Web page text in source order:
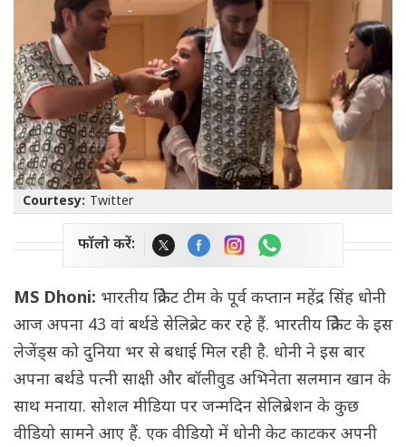
Courtesy: Twitter
फॉलो करें:
MS Dhoni: भारतीय क्रिकेट टीम के पूर्व कप्तान महेंद्र सिंह धोनी
आज अपना 43 वां बर्थडे सेलिब्रेट कर रहे हैं. भारतीय क्रिकेट के इस
लेजेंड्स को दुनिया भर से बधाई मिल रही है. धोनी ने इस बार
अपना बर्थडे पत्नी साक्षी और बॉलीवुड अभिनेता सलमान खान के
साथ मनाया. सोशल मीडिया पर जन्मदिन सेलिब्रेशन के कुछ
वीडियो सामने आए हैं. एक वीडियो में धोनी केट काटकर अपनी